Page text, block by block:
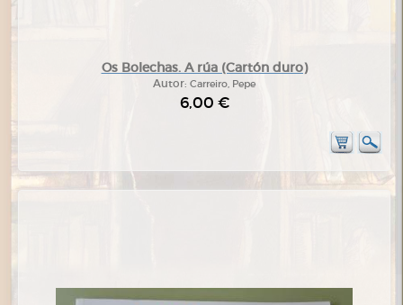
Os Bolechas. A rúa (Cartón duro)
Autor: Carreiro, Pepe
6,00 €